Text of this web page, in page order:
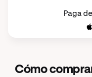
Paga
Cómo